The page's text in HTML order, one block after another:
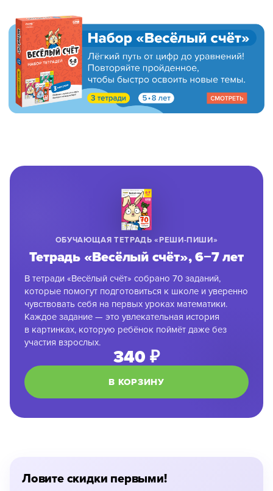
ОБУЧАЮЩАЯ ТЕТРАДЬ «РЕШИ-ПИШИ»
Тетрадь «Весёлый счёт», 6−7 лет
В тетради «Весёлый счёт» собрано 70 заданий,
которые помогут подготовиться к школе и уверенно
чувствовать себя на первых уроках математики.
Каждое задание — это увлекательная история
в картинках, которую ребёнок поймёт даже без
участия взрослых.
340 ₽
В КОРЗИНУ
Ловите скидки первыми!
8 800 500-49-66
info@bandaumnikov.ru
«Банда умников» — студия образовательных технологий
2012 — 2026
Подписаться на рассылки